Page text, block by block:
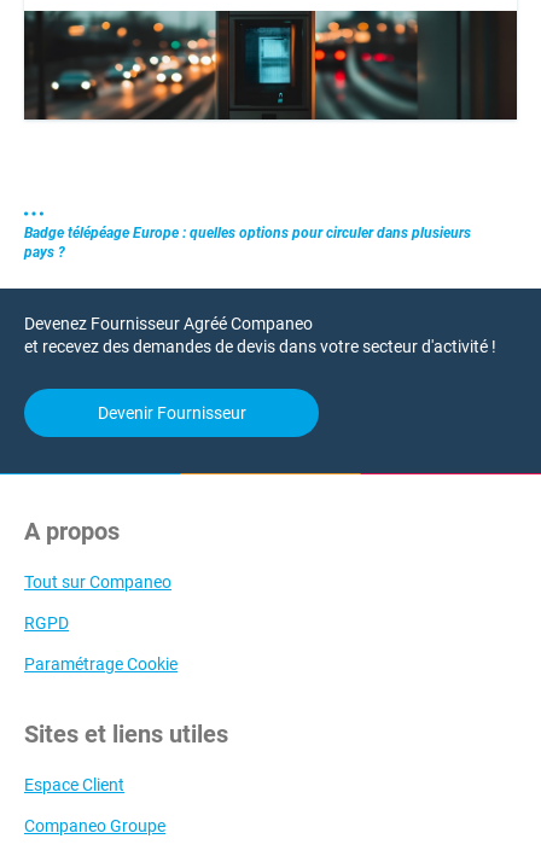
Badge télépéage Europe : quelles options pour circuler dans plusieurs
pays ?
Devenez Fournisseur Agréé Companeo
et recevez des demandes de devis dans votre secteur d'activité !
Devenir Fournisseur
A propos
Tout sur Companeo
RGPD
Paramétrage Cookie
Sites et liens utiles
Espace Client
Companeo Groupe